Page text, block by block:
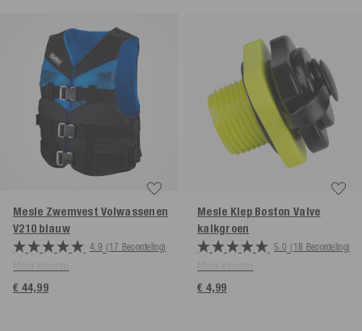
Mesle Zwemvest Volwassenen
V210 blauw
4.9 (17 Beoordeling)
€ 44,99
Mesle Klep Boston Valve
kalkgroen
5.0 (18 Beoordeling)
€ 4,99